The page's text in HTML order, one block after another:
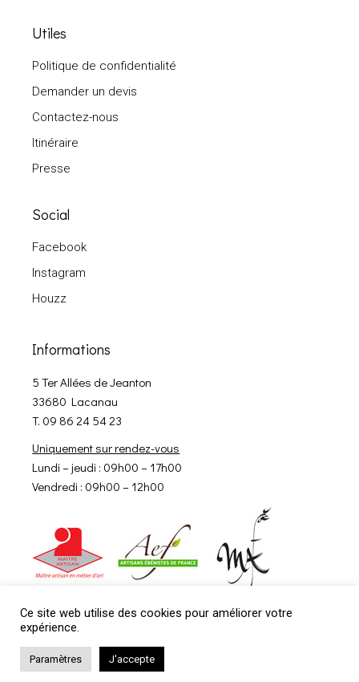
Utiles
Politique de confidentialité
Demander un devis
Contactez-nous
Itinéraire
Presse
Social
Facebook
Instagram
Houzz
Informations
5 Ter Allées de Jeanton
33680 Lacanau
T. 09 86 24 54 23
Uniquement sur rendez-vous
Lundi – jeudi : 09h00 – 17h00
Vendredi : 09h00 – 12h00
Ce site web utilise des cookies pour améliorer votre
expérience.
Paramètres J'accepte